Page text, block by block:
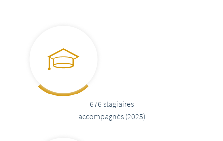
676 stagiaires
accompagnés (2025)